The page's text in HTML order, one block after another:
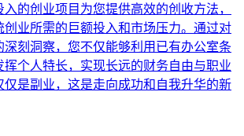
的创业项目为您提供高效的创收方法，
创业所需的巨额投入和市场压力。通过对
深刻洞察，您不仅能够利用已有办公室条
挥个人特长，实现长远的财务自由与职业
仅是副业，这是走向成功和自我升华的新